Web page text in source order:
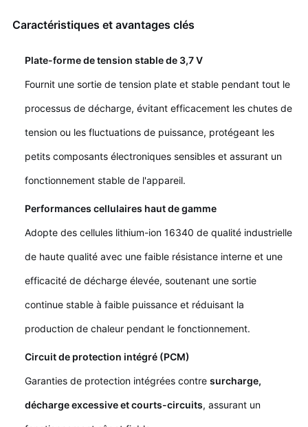
Caractéristiques et avantages clés
Plate-forme de tension stable de 3,7 V
Fournit une sortie de tension plate et stable pendant tout le
processus de décharge, évitant efficacement les chutes de
tension ou les fluctuations de puissance, protégeant les
petits composants électroniques sensibles et assurant un
fonctionnement stable de l'appareil.
Performances cellulaires haut de gamme
Adopte des cellules lithium-ion 16340 de qualité industrielle
de haute qualité avec une faible résistance interne et une
efficacité de décharge élevée, soutenant une sortie
continue stable à faible puissance et réduisant la
production de chaleur pendant le fonctionnement.
Circuit de protection intégré (PCM)
Garanties de protection intégrées contresurcharge,
décharge excessive et courts-circuits, assurant un